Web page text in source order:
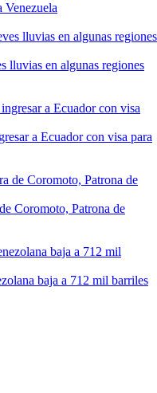
Venezuela
lluvias en algunas regiones
a Ecuador con visa para
Coromoto, Patrona de
baja a 712 mil barriles